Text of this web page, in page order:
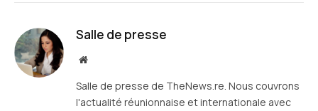
Salle de presse
Site
Salle de presse de TheNews.re. Nous couvrons
l'actualité réunionnaise et internationale avec